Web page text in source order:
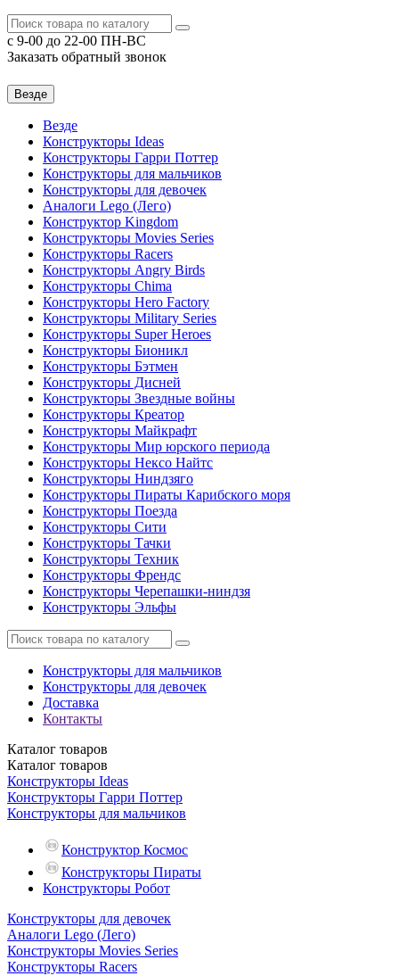
c 9-00 до 22-00 ПН-ВС
Заказать обратный звонок
Везде
Везде
Конструкторы Ideas
Конструкторы Гарри Поттер
Конструкторы для мальчиков
Конструкторы для девочек
Аналоги Lego (Лего)
Конструктор Kingdom
Конструкторы Movies Series
Конструкторы Racers
Конструкторы Angry Birds
Конструкторы Chima
Конструкторы Hero Factory
Конструкторы Military Series
Конструкторы Super Heroes
Конструкторы Бионикл
Конструкторы Бэтмен
Конструкторы Дисней
Конструкторы Звездные войны
Конструкторы Креатор
Конструкторы Майкрафт
Конструкторы Мир юрского периода
Конструкторы Нексо Найтс
Конструкторы Ниндзяго
Конструкторы Пираты Карибского моря
Конструкторы Поезда
Конструкторы Сити
Конструкторы Тачки
Конструкторы Техник
Конструкторы Френдс
Конструкторы Черепашки-ниндзя
Конструкторы Эльфы
Конструкторы для мальчиков
Конструкторы для девочек
Доставка
Контакты
Каталог товаров
Каталог товаров
Конструкторы Ideas
Конструкторы Гарри Поттер
Конструкторы для мальчиков
Конструктор Космос
Конструкторы Пираты
Конструкторы Робот
Конструкторы для девочек
Аналоги Lego (Лего)
Конструкторы Movies Series
Конструкторы Racers